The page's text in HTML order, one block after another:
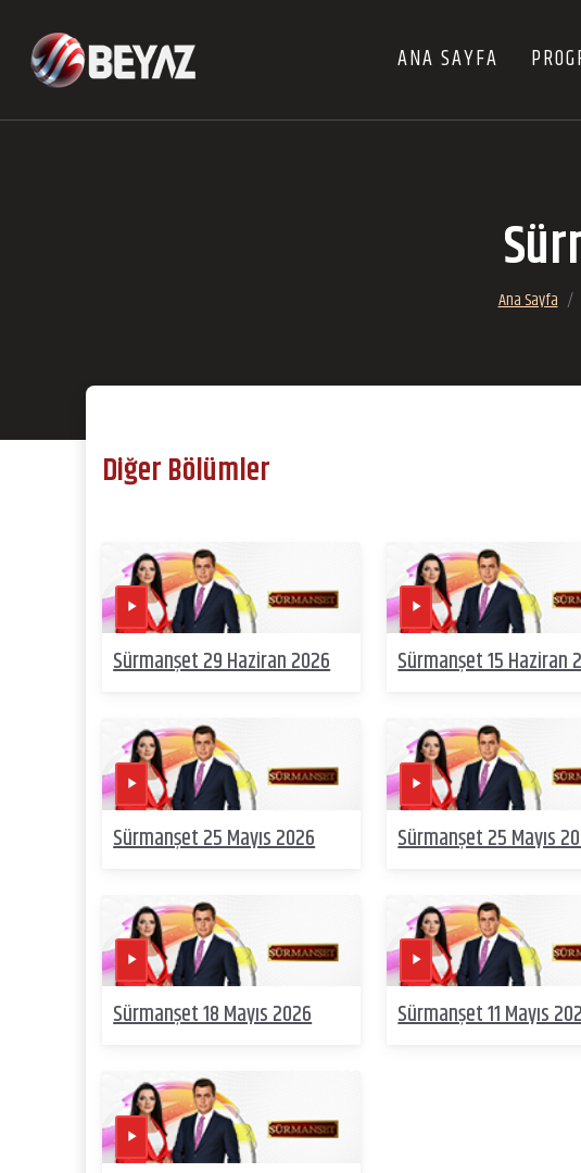
ANA SAYFA
Ana Sayfa
Diğer Bölümler
Sürmanşet 29 Haziran 2026 Sürmanşet 15 Haziran
Sürmanşet 25 Mayıs 2026 Sürmanşet 25 Mayıs
Sürmanşet 18 Mayıs 2026 Sürmanşet 11 Mayıs